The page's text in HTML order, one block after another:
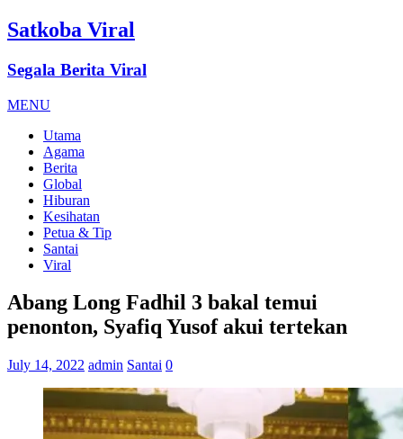
Satkoba Viral
Segala Berita Viral
MENU
Utama
Agama
Berita
Global
Hiburan
Kesihatan
Petua & Tip
Santai
Viral
Abang Long Fadhil 3 bakal temui
penonton, Syafiq Yusof akui tertekan
July 14, 2022 admin Santai 0